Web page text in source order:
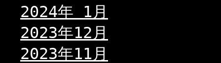
2024年 1月
2023年12月
2023年11月